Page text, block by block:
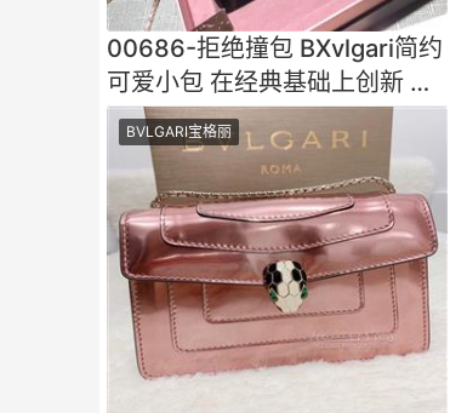
00686-拒绝撞包 BXvlgari简约
可爱小包 在经典基础上创新 细
节分析 小mini大肚量
BVLGARI宝格丽